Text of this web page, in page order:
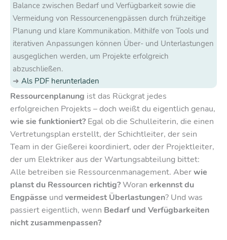
Balance zwischen Bedarf und Verfügbarkeit sowie die
Vermeidung von Ressourcenengpässen durch frühzeitige
Planung und klare Kommunikation. Mithilfe von Tools und
iterativen Anpassungen können Über- und Unterlastungen
ausgeglichen werden, um Projekte erfolgreich
abzuschließen.
Als PDF herunterladen
Ressourcenplanung ist das Rückgrat jedes
erfolgreichen Projekts – doch weißt du eigentlich genau,
wie sie funktioniert? Egal ob die Schulleiterin, die einen
Vertretungsplan erstellt, der Schichtleiter, der sein
Team in der Gießerei koordiniert, oder der Projektleiter,
der um Elektriker aus der Wartungsabteilung bittet:
Alle betreiben sie Ressourcenmanagement. Aberwie
planst du Ressourcen richtig?Woran erkennst du
Engpässe und vermeidest Überlastungen? Und was
passiert eigentlich, wenn Bedarf und Verfügbarkeiten
nicht zusammenpassen?